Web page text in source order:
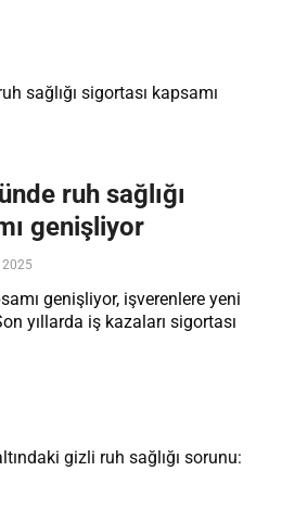
ruh sağlığı
genişliyor
2025
genişliyor, işverenlere yeni
yıllarda iş kazaları sigortası